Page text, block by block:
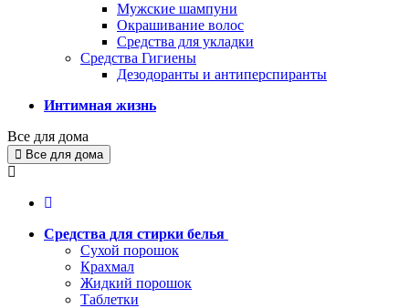
Мужские шампуни
Окрашивание волос
Средства для укладки
Средства Гигиены
Дезодоранты и антиперспиранты
Интимная жизнь
Все для дома
Все для дома
Средства для стирки белья
Сухой порошок
Крахмал
Жидкий порошок
Таблетки